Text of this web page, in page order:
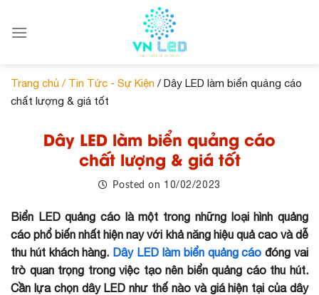
Trang chủ / Tin Tức - Sự Kiện / Dây LED làm biển quảng cáo
chất lượng & giá tốt
Dây LED làm biển quảng cáo
chất lượng & giá tốt
Posted on 10/02/2023
Biển LED quảng cáo là một trong những loại hình quảng
cáo phổ biến nhất hiện nay với khả năng hiệu quả cao và dễ
thu hút khách hàng. Dây LED làm biển quảng cáo đóng vai
trò quan trọng trong việc tạo nên biển quảng cáo thu hút.
Cần lựa chọn dây LED như thế nào và giá hiện tại của dây